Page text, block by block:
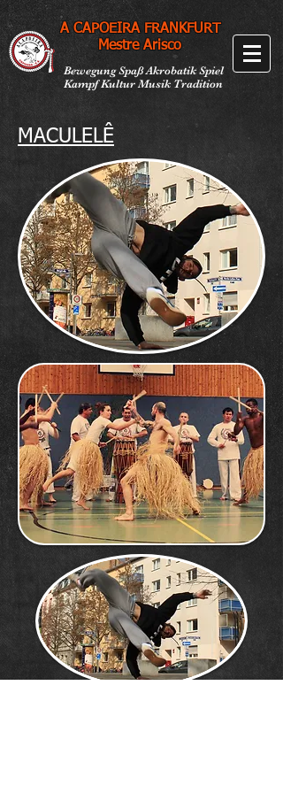
A CAPOEIRA FRANKFURT
Mestre Arisco
Bewegung Spaß Akrobatik Spiel
Kampf Kultur Musik Tradition
MACULELÊ